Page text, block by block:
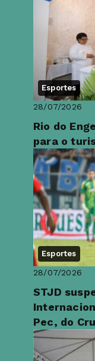
Esportes
28/07/2026
Rio do
para o
Esportes
28/07/2026
STJD
Pec, do